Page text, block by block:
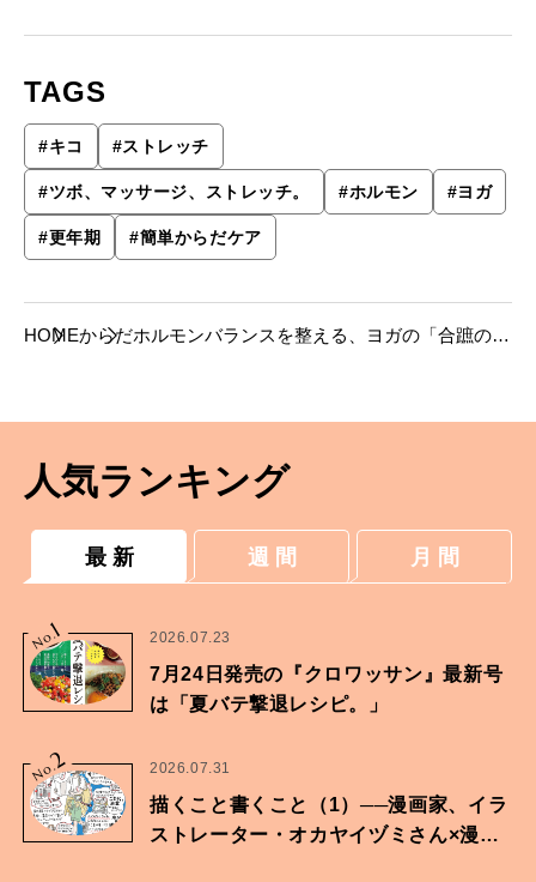
TAGS
#キコ #ストレッチ
#ツボ、マッサージ、ストレッチ。 #ホルモン #ヨガ
#更年期 #簡単からだケア
HOMEからだホルモンバランスを整える、ヨガの「合蹠のポ
人気ランキング
最 新 週 間 月 間
No.
1 2026.07.23
7月24日発売の『クロワッサン』最新号
は「夏バテ撃退レシピ。」
No.2 2026.07.31
描くこと書くこと（1）──漫画家、イラ
ストレーター・オカヤイヅミさん×漫画